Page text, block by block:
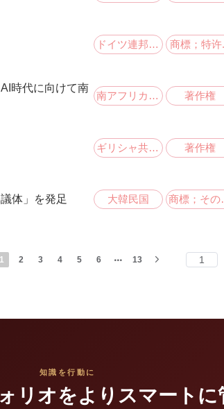
ドイツ連邦共和国 商標；特许
時代に向けて南
南アフリカ共和国 著作権
ギリシャ共和国 著作権
体」を発足 大韓民国 商
1 2 3 4 5 6 13
知識を行動に
リオをよりスマートに